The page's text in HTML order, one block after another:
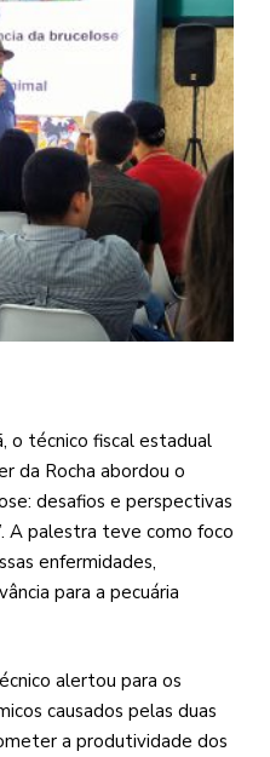
o técnico fiscal estadual
da Rocha abordou o
desafios e perspectivas
A palestra teve como foco
enfermidades,
para a pecuária
alertou para os
causados pelas duas
a produtividade dos